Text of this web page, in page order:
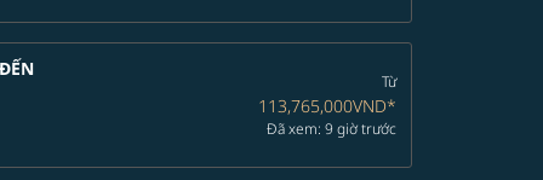
ĐẾN
Từ
113,765,000VND*
Đã xem: 9 giờ trước